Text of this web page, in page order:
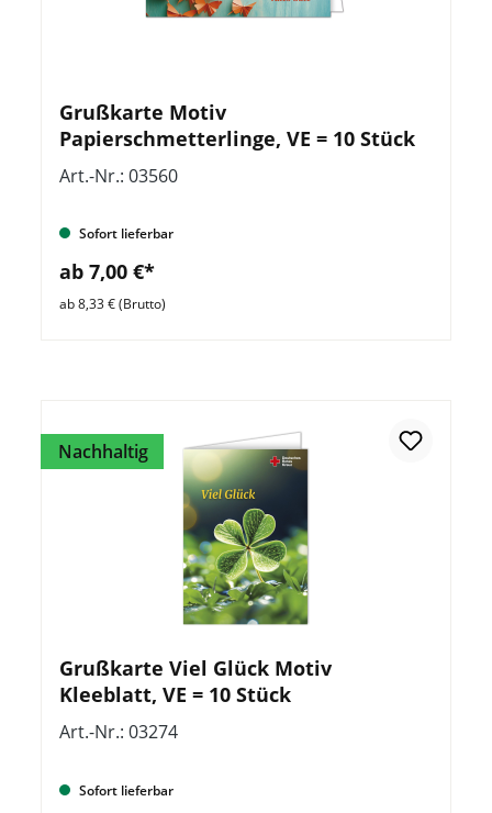
Grußkarte Motiv
Papierschmetterlinge, VE = 10 Stück
Art.-Nr.: 03560
Sofort lieferbar
ab 7,00 €*
ab 8,33 € (Brutto)
Nachhaltig
Grußkarte Viel Glück Motiv
Kleeblatt, VE = 10 Stück
Art.-Nr.: 03274
Sofort lieferbar